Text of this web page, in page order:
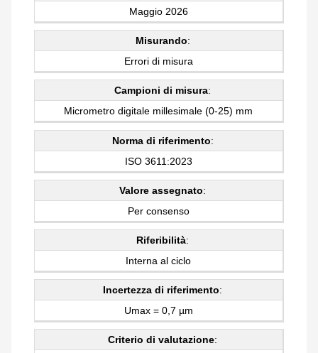
Maggio 2026
Misurando:
Errori di misura
Campioni di misura:
Micrometro digitale millesimale (0-25) mm
Norma di riferimento:
ISO 3611:2023
Valore assegnato:
Per consenso
Riferibilità:
Interna al ciclo
Incertezza di riferimento:
Umax = 0,7 µm
Criterio di valutazione: